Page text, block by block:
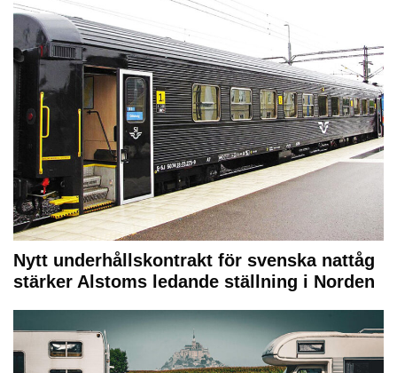
Nytt underhållskontrakt för svenska nattåg
stärker Alstoms ledande ställning i Norden